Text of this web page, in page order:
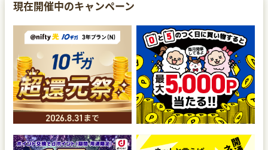
現在開催中のキャンペーン